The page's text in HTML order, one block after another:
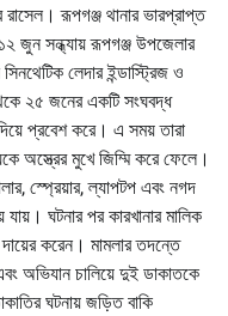
রাসেল। রূপগঞ্জ থানার ভারপ্রাপ্ত
জুন সন্ধ্যায় রূপগঞ্জ উপজেলার
লেদার ইন্ডাস্ট্রিজ ও
২৫ জনের একটি সংঘবদ্ধ
প্রবেশ করে। এ সময় তারা
অস্ত্রের মুখে জিম্মি করে ফেলে।
স্প্রেয়ার, ল্যাপটপ এবং নগদ
ঘটনার পর কারখানার মালিক
করেন। মামলার তদন্তে
অভিযান চালিয়ে দুই ডাকাতকে
ঘটনায় জড়িত বাকি